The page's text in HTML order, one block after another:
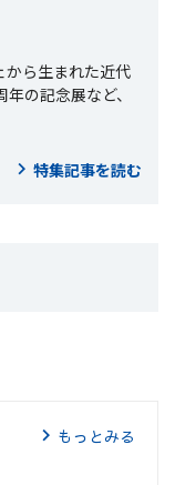
から生まれた近代
の記念展など、
特集記事を読む
もっとみる